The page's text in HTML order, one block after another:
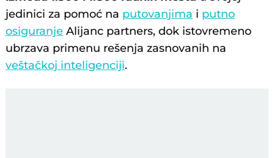
jedinici za pomoć na putovanjima i putno
osiguranje Alijanc partners, dok istovremeno
ubrzava primenu rešenja zasnovanih na
veštačkoj inteligenciji.